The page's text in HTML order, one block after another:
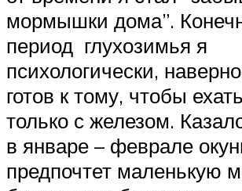
мормышки дома”.
период глухозимья я
психологически,
готов к тому, чтобы
только с железом.
в январе – феврале
предпочтет маленькую